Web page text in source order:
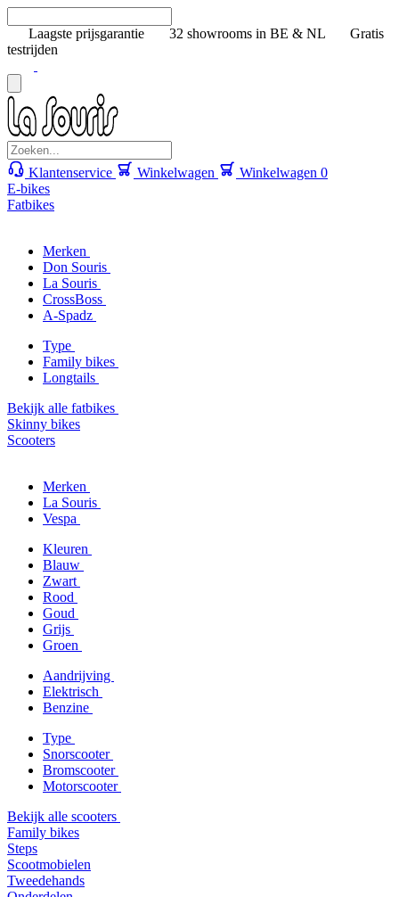
Laagste prijsgarantie 32 showrooms in BE & NL
Gratis
testrijden
Klantenservice Winkelwagen Winkelwagen 0
E-bikes
Fatbikes
Merken
Don Souris
La Souris
CrossBoss
A-Spadz
Type
Family bikes
Longtails
Bekijk alle fatbikes
Skinny bikes
Scooters
Merken
La Souris
Vespa
Kleuren
Blauw
Zwart
Rood
Goud
Grijs
Groen
Aandrijving
Elektrisch
Benzine
Type
Snorscooter
Bromscooter
Motorscooter
Bekijk alle scooters
Family bikes
Steps
Scootmobielen
Tweedehands